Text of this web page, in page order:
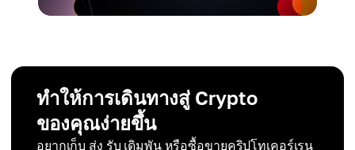
ทำให้การเดินทางสู่ Crypto
ของคุณง่ายขึ้น
อยากเก็บ ส่ง รับ เดิมพัน หรือซื้อขายคริปโทเคอร์เรน